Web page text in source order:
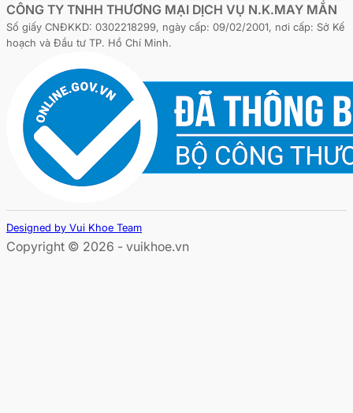
CÔNG TY TNHH THƯƠNG MẠI DỊCH VỤ N.K.MAY MẮN
Số giấy CNĐKKD: 0302218299, ngày cấp: 09/02/2001, nơi cấp: Sở Kế
hoạch và Đầu tư TP. Hồ Chí Minh.
Designed by Vui Khoe Team
Copyright © 2026 - vuikhoe.vn